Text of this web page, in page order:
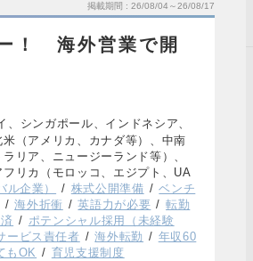
掲載期間 26/08/04～26/08/17
！ 海外営業で開
シンガポール、インドネシア、
（アメリカ、カナダ等）、中南
リア、ニュージーランド等）、
リカ（モロッコ、エジプト、UA
企業） 株式公開準備
ベンチ
海外折衝 英語力が必要
転勤
ポテンシャル採用（未経験
ービス責任者 海外転勤
年収60
もOK 育児支援制度